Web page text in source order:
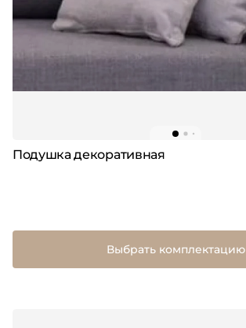
Подушка декоративная
Выбрать комплектацию